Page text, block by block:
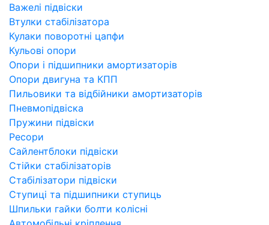
Важелі підвіски
Втулки стабілізатора
Кулаки поворотні цапфи
Кульові опори
Опори і підшипники амортизаторів
Опори двигуна та КПП
Пильовики та відбійники амортизаторів
Пневмопідвіска
Пружини підвіски
Ресори
Сайлентблоки підвіски
Стійки стабілізаторів
Стабілізатори підвіски
Ступиці та підшипники ступиць
Шпильки гайки болти колісні